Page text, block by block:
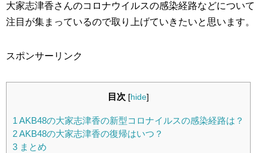
大家志津香さんのコロナウイルスの感染経路などについて
注目が集まっているので取り上げていきたいと思います。
スポンサーリンク
目次 [hide]
1 AKB48の大家志津香の新型コロナイルスの感染経路は？
2AKB48の大家志津香の復帰はいつ？
3 まとめ